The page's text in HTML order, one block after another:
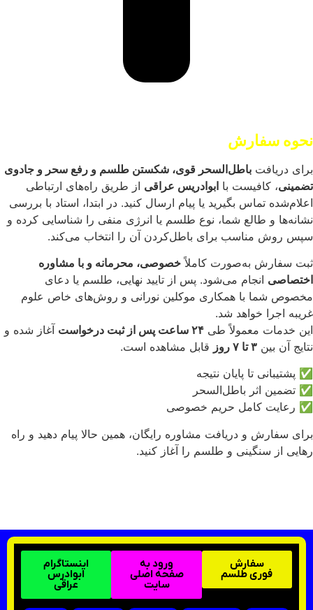
نحوه سفارش
برای دریافت باطل‌السحر قوی، شکستن طلسم و رفع سحر و جادوی
تضمینی، کافیست با ابوادریس عراقی از طریق راه‌های ارتباطی
اعلام‌شده تماس بگیرید یا پیام ارسال کنید. در ابتدا، استاد با بررسی
نشانه‌ها و طالع شما، نوع طلسم یا انرژی منفی را شناسایی کرده و
سپس روش مناسب برای باطل‌کردن آن را انتخاب می‌کند.
ثبت سفارش به‌صورت کاملاًخصوصی، محرمانه و با مشاوره
اختصاصی انجام می‌شود. پس از تایید نهایی، طلسم یا دعای
مخصوص شما با همکاری موکلین نورانی و روش‌های خاص علوم
غریبه اجرا خواهد شد.
این خدمات معمولاً طی ۲۴ ساعت پس از ثبت درخواست
آغاز شده و
نتایج آن بین ۳ تا ۷ روز
قابل مشاهده است.
✅ پشتیبانی تا پایان نتیجه
✅ تضمین اثر باطل‌السحر
✅ رعایت کامل حریم خصوصی
برای سفارش و دریافت مشاوره رایگان، همین حالا پیام دهید و راه
رهایی از سنگینی و طلسم را آغاز کنید.
سفارش
فوری طلسم
ورود به
صفحه اصلی
سایت
اینستاگرام
ابوادرس
عراقی